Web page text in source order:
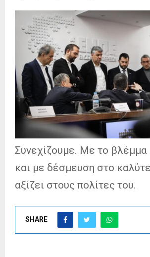
Συνεχίζουμε. Με το βλέμμα
και με δέσμευση στο
αξίζει στους πολίτες του.
SHARE